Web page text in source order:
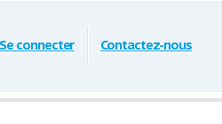
Se connecter Contactez-nous